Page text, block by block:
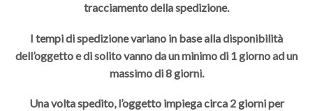
tracciamento della spedizione.
I tempi di spedizione variano in base alla disponibilità
dell’oggetto e di solito vanno da un minimo di 1 giorno ad un
massimo di 8 giorni.
Una volta spedito, l’oggetto impiega circa 2 giorni per